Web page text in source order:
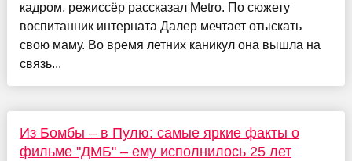
кадром, режиссёр рассказал Metro. По сюжету
воспитанник интерната Далер мечтает отыскать
свою маму. Во время летних каникул она вышла на
связь...
Из Бомбы – в Пулю: самые яркие факты о
фильме "ДМБ" – ему исполнилось 25 лет